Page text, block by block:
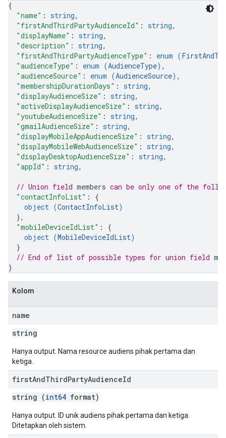
{
"name" : string,
"firstAndThirdPartyAudienceId" : string,
"displayName" : string,
"description" : string,
"firstAndThirdPartyAudienceType" : enum (
"audienceType" : enum (AudienceType) ,
"audienceSource" : enum (AudienceSource) ,
"membershipDurationDays" : string,
"displayAudienceSize" : string,
"activeDisplayAudienceSize" : string,
"youtubeAudienceSize" : string,
"gmailAudienceSize" : string,
"displayMobileAppAudienceSize" : string,
"displayMobileWebAudienceSize" : string,
"displayDesktopAudienceSize" : string,
"appId" : string,
// Union field members can be only one of the
"contactInfoList" : {
object (ContactInfoList)
},
"mobileDeviceIdList" : {
object (MobileDeviceIdList)
}
// End of list of possible types for union field
}
Kolom
name
string
Hanya output. Nama resource audiens pihak pertama dan
ketiga.
firstAndThirdPartyAudienceId
string (int64 format)
Hanya output. ID unik audiens pihak pertama dan ketiga.
Ditetapkan oleh sistem.